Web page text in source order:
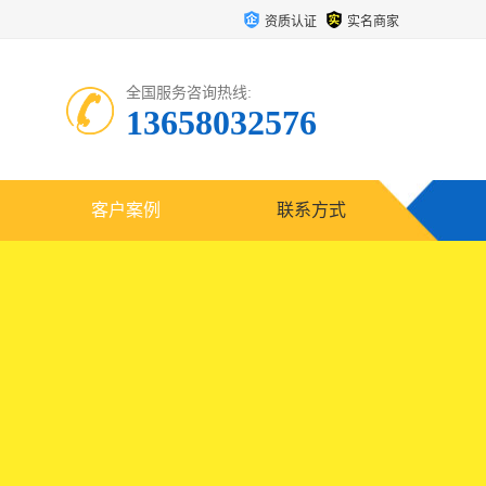
资质认证 实名商家
全国服务咨询热线:
13658032576
客户案例 联系方式